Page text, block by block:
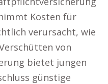
Kosten für
verursacht, wie
von
bietet jungen
günstige